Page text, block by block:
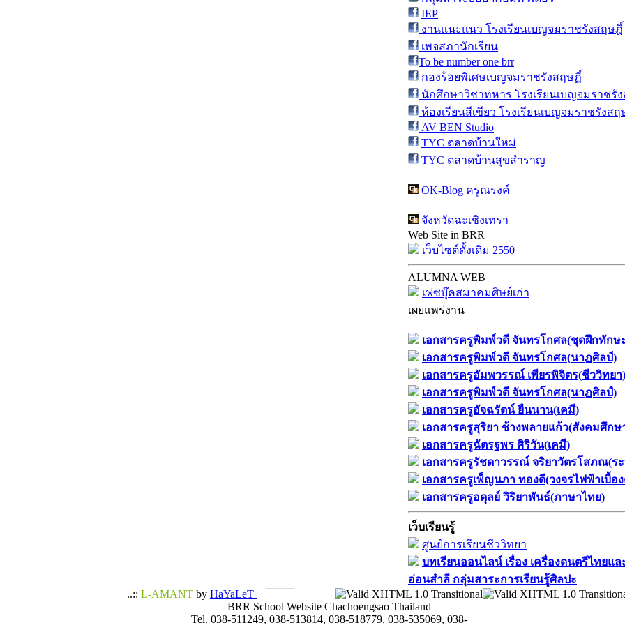
IEP
งานแนะแนว โรงเรียนเบญจมราชรังสฤษฎิ์
เพจสภานักเรียน
To be number one brr
กองร้อยพิเศษเบญจมราชรังสฤษฏิ์
นักศึกษาวิชาทหาร โรงเรียนเบญจมราชรั
ห้องเรียนสีเขียว โรงเรียนเบญจมราชรังสฤ
AV BEN Studio
TYC ตลาดบ้านใหม่
TYC ตลาดบ้านสุขสำราญ
OK-Blog ครูณรงค์
จังหวัดฉะเชิงเทรา
Web Site in BRR
เว็บไซต์ดั้งเดิม 2550
ALUMNA WEB
เฟซบุ๊คสมาคมศิษย์เก่า
เผยแพร่งาน
เอกสารครูพิมพ์วดี จันทรโกศล(ชุดฝึกทักษ
เอกสารครูพิมพ์วดี จันทรโกศล(นาฏศิลป์)
เอกสารครูอัมพวรรณ์ เพียรพิจิตร(ชีววิทยา)
เอกสารครูพิมพ์วดี จันทรโกศล(นาฏศิลป์)
เอกสารครูอัจฉรัตน์ ยืนนาน(เคมี)
เอกสารครูสุริยา ช้างพลายแก้ว(สังคมศึกษ
เอกสารครูฉัตรฐพร ศิริวัน(เคมี)
เอกสารครูรัชดาวรรณ์ จริยาวัตรโสภณ(ร
เอกสารครูเพ็ญนภา ทองดี(วงจรไฟฟ้าเบื้อ
เอกสารครูอดุลย์ วิริยาพันธ์(ภาษาไทย)
เว็บเรียนรู้
ศูนย์การเรียนชีววิทยา
บทเรียนออนไลน์​ เรื่อง​ เครื่องดนตรีไทย
อ่อนสำลี​ กลุ่มสาระการเรียนรู้ศิลปะ
..:: L-AMANT by HaYaLeT
BRR School Website Chachoengsao Thailand
Tel. 038-511249, 038-513814, 038-518779, 038-535069, 038-